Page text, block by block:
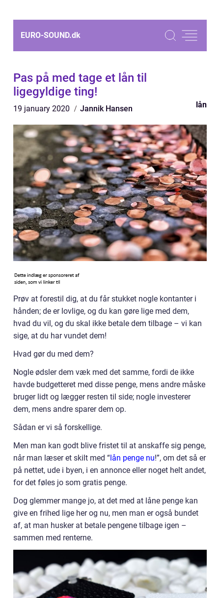
EURO-SOUND.dk
Pas på med tage et lån til
ligegyldige ting!
19 january 2020 Jannik Hansen lån
Prøv at forestil dig, at du får stukket nogle kontanter i
hånden; de er lovlige, og du kan gøre lige med dem,
hvad du vil, og du skal ikke betale dem tilbage – vi kan
sige, at du har vundet dem!
Hvad gør du med dem?
Nogle ødsler dem væk med det samme, fordi de ikke
havde budgetteret med disse penge, mens andre måske
bruger lidt og lægger resten til side; nogle investerer
dem, mens andre sparer dem op.
Sådan er vi så forskellige.
Men man kan godt blive fristet til at anskaffe sig penge,
når man læser et skilt med “lån penge nu!”, om det så er
på nettet, ude i byen, i en annonce eller noget helt andet,
for det føles jo som gratis penge.
Dog glemmer mange jo, at det med at låne penge kan
give en frihed lige her og nu, men man er også bundet
af, at man husker at betale pengene tilbage igen –
sammen med renterne.